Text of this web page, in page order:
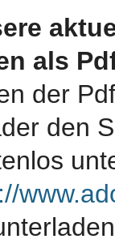
als
der
den